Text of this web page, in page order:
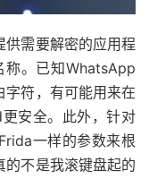
供需要解密的应用程
。已知WhatsApp
字符，有可能用来在
安全。此外，针对
一样的参数来根
不是我滚键盘起的